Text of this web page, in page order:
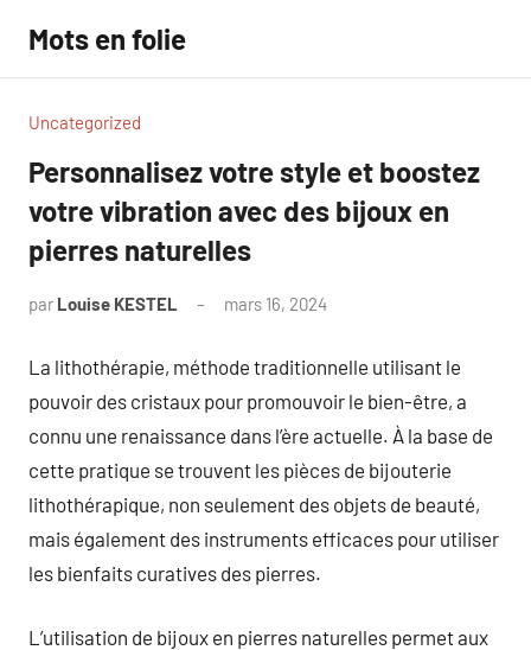
contenu
Mots en folie
Uncategorized
Personnalisez votre style et boostez
votre vibration avec des bijoux en
pierres naturelles
par Louise KESTEL mars 16, 2024
La lithothérapie, méthode traditionnelle utilisant le
pouvoir des cristaux pour promouvoir le bien-être, a
connu une renaissance dans l’ère actuelle. À la base de
cette pratique se trouvent les pièces de bijouterie
lithothérapique, non seulement des objets de beauté,
mais également des instruments efficaces pour utiliser
les bienfaits curatives des pierres.
L’utilisation de bijoux en pierres naturelles permet aux